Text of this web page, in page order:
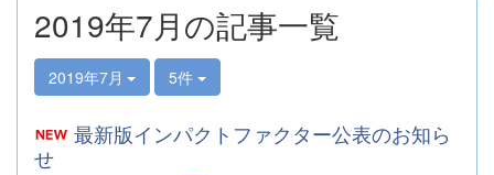
2019年7月の記事一覧
2019年7月 5件
最新版インパクトファクター公表のお知ら
せ